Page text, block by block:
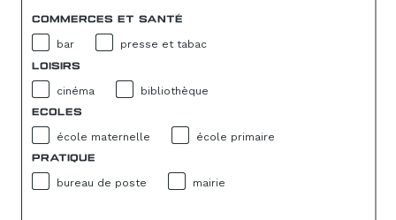
COMMERCES ET SANTÉ
bar presse et tabac
LOISIRS
cinéma bibliothèque
ECOLES
école maternelle école primaire
PRATIQUE
bureau de poste mairie